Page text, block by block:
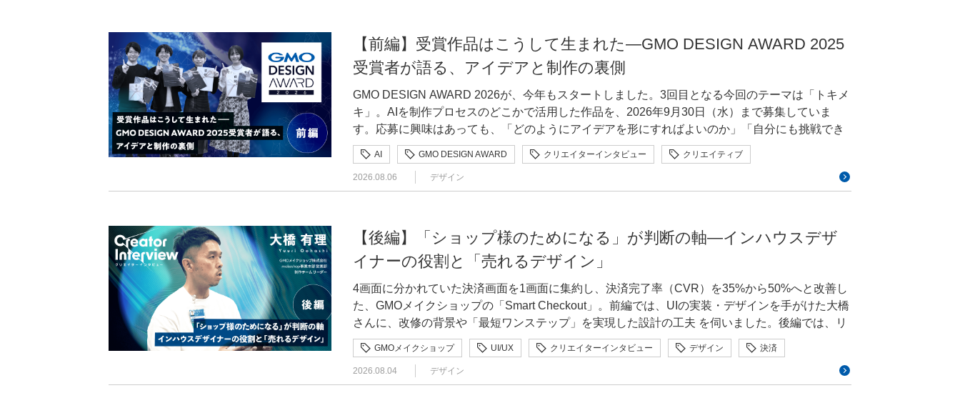
award.com/2025/works/001.htmlスマートフォンをかざすと、保存した思い出の動画や写真をすぐ
に再生できる、NFC搭載のデジタルステッカー。QRコードに代わる、目立たず自然に思い出へ
アクセスできる新しいノベルティ体験を提案する。チーム「yomiyomi」を代表して、仲村怜夏さ
んにご回答いただきました。 —制作でこだわった点や、工夫したポイントを教えてください 仲村
本プロダクトの特徴は、記憶の入り口を「検索」から「偶然の接触」へ転換した点です。従来の
動画再生型プロダクトは、QRコードによる見た目の悪さや、アプリのダウンロード・会員登録の
テッカー形式にしました。UUIDで個体識別することで、アプリのダウンロードや会員登録を不要
にし、ブラウザだけで完結する体験を実現しました。企業向けには、ステッカーや再生UIをブラ
ンドごとにカスタマイズできるようにし、配って終わりではなく、記憶を通じて顧客との関係が
うに活用しましたか。使ってみて意外だった発見や、工夫したポイントも教えてください 仲村
ChatGPTは、コンセプト策定、データ分析、要件定義、利用規約・プライバシーポリシーの作
成、イラスト制作まで幅広く活用しました。v0でモックアップを作り、Claudeで要件定義や技術
ジニアに相談する前に、まずAIと壁打ちしながら頭の中のイメージを形にできたことです。実現
方法を一緒に考えてもらえるので、妥協せずクオリティにこだわり切れました。 —「応募しよう
か迷っている」という方に向けて、メッセージをお願いします 仲村迷っているなら、まずは応募
してみてほしいです。エントリーシートの項目を埋めていく過程で自分の考えが整理されたり、
審査項目と照らし合わせることで作品自体の強度が上がったりします。選考プロセスそのもの
が、すごく勉強になりました。こんなに豪華な審査員の方々に見てもらえる機会があって、しか
【前編】受賞作品はこうして生まれた—GMO DESIGN AWARD 2025
受賞者が語る、アイデアと制作の裏側
GMO DESIGN AWARD 2026が、今年もスタートしました。3回目となる今回のテーマは「トキメ
キ」。AIを制作プロセスのどこかで活用した作品を、2026年9月30日（水）まで募集していま
す。応募に興味はあっても、「どのようにアイデアを形にすればよいのか」「自分にも挑戦でき
るのか」と迷っている方もいるかもしれません。そこで今回は、GMO DESIGN AWARD 2025の
受賞者に、応募のきっかけや制作で工夫したこと、AIとの向き合い方について伺いました。前編
では、個人で作品を制作し、受賞した3名の制作の裏側をご紹介します。 GMO DESIGN AWARD
マは「トキメキ」。AIを制作プロセスのどこかで活用した作品を、以下の2部門で募集していま
す。 プロダクト部門ビジュアル部門 応募期間は、2026年6月15日（月）から9月30日（水）まで
です。 最優秀賞には賞金100万円、優秀賞には各20万円が贈られ、賞金総額は250万円です。優
秀賞は、プロダクト部門・ビジュアル部門それぞれ2作品ずつ選出されます。 審査員長には、大
阪・関西万博のデザインシステムを手がけたクリエイティブディレクターの引地耕太氏（株式会
社VISIONs）を迎え、審査員として有馬トモユキ氏（日本デザインセンター）、清水勝太氏
AWARD 2026｜詳細・応募はこちら 上坂舞愛沙さん｜滋賀県立大学 人間文化学部 生活デザ
イン学科 受賞作品：かげえものがたり受賞名：優秀賞（プロダクト部門・学生）／ビジュアルラ
ンゲージ賞作品詳細：https://gmo-design-award.com/2025/works/007.htmlAIによる影絵表現を家
AI GMO DESIGN AWARD クリエイターインタビュー クリエイティブ
2026.08.06 デザイン
【後編】「ショップ様のためになる」が判断の軸―インハウスデザ
イナーの役割と「売れるデザイン」
4画面に分かれていた決済画面を1画面に集約し、決済完了率（CVR）を35%から50%へと改善し
た、GMOメイクショップの「Smart Checkout」。前編では、UIの実装・デザインを手がけた大橋
さんに、改修の背景や「最短ワンステップ」を実現した設計の工夫 を伺いました。後編では、リ
リース後に購入者様やショップ様から寄せられた要望と、実装を担うエンジニア側の技術的な制
約を、大橋さんがどのように調整したのかを掘り下げます。さらに、その経験から得たインハウ
スデザイナーとしての役割や、「売れるデザイン」についての考えを伺いました。 大橋有理（お
GMOメイクショップ UI/UX クリエイターインタビュー デザイン 決済
2026.08.04 デザイン